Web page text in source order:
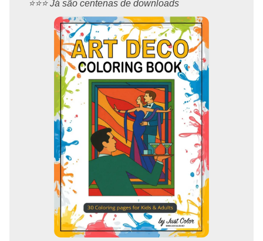
⭐️⭐️⭐️ Já são centenas de downloads